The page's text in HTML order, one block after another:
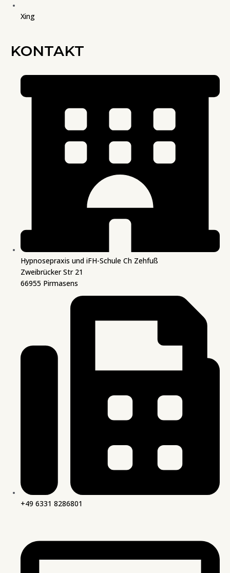
Xing
KONTAKT
Hypnosepraxis und iFH-Schule Ch Zehfuß
Zweibrücker Str 21
66955 Pirmasens
+49 6331 8286801